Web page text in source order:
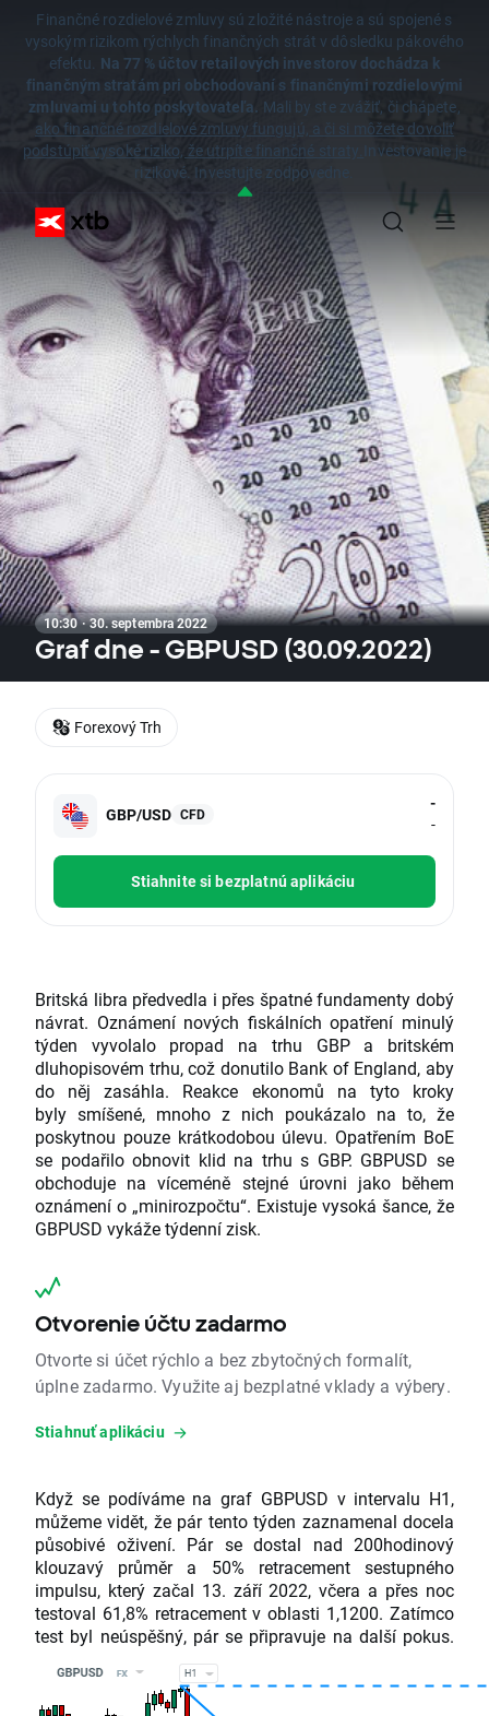
Finančné rozdielové zmluvy sú zložité nástroje a sú spojené s
vysokým rizikom rýchlych finančných strát v dôsledku pákového
efektu. Na 77 % účtov retailových investorov dochádza k
finančným stratám pri obchodovaní s finančnými rozdielovými
zmluvami u tohto poskytovateľa. Mali by ste zvážiť, či chápete,
ako finančné rozdielové zmluvy fungujú, a či si môžete dovoliť
podstúpiť vysoké riziko, že utrpíte finančné straty. Investovanie je
rizikové. Investujte zodpovedne.
10:30 · 30. septembra 2022
Graf dne - GBPUSD (30.09.2022)
GBP/USD CFD
-
-
Stiahnite si bezplatnú aplikáciu
Britská libra předvedla i přes špatné fundamenty dobý
návrat. Oznámení nových fiskálních opatření minulý
týden vyvolalo propad na trhu GBP a britském
dluhopisovém trhu, což donutilo Bank of England, aby
do něj zasáhla. Reakce ekonomů na tyto kroky
byly smíšené, mnoho z nich poukázalo na to, že
poskytnou pouze krátkodobou úlevu. Opatřením BoE
se podařilo obnovit klid na trhu s GBP. GBPUSD se
obchoduje na víceméně stejné úrovni jako během
oznámení o „minirozpočtu“. Existuje vysoká šance, že
GBPUSD vykáže týdenní zisk.
Otvorenie účtu zadarmo
Otvorte si účet rýchlo a bez zbytočných formalít,
úplne zadarmo. Využite aj bezplatné vklady a výbery.
Stiahnuť aplikáciu
Když se podíváme na graf GBPUSD v intervalu H1,
můžeme vidět, že pár tento týden zaznamenal docela
působivé oživení. Pár se dostal nad 200hodinový
klouzavý průměr a 50% retracement sestupného
impulsu, který začal 13. září 2022, včera a přes noc
testoval 61,8% retracement v oblasti 1,1200. Zatímco
test byl neúspěšný, pár se připravuje na další pokus.
Forexový Trh